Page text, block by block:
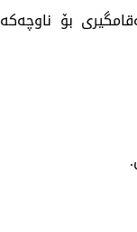
بۆ ناوچه‌كه‌